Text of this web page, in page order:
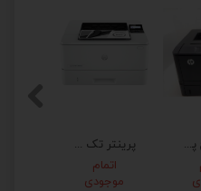
پرینتر تک کاره لیزری اچ پی مدل HP 402dne استوک
اتمام
موجودی
پرینتر اچ پی مدل M401dn تاچ برق 220ولت فابریک